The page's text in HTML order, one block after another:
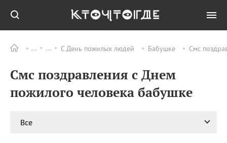
С День пожилых людей Бабушке Смс
Смс поздравления с Днем
пожилого человека бабушке
Все
ПРАЗДНИКИ Все
09.08
День памяти
великомученика и
целителя Пантелеимона
Николая Чудотворца